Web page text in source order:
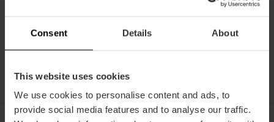
Consent Details About
This website uses cookies
We use cookies to personalise content and ads, to
provide social media features and to analyse our traffic.
7. Traitement d'images de vidéosurveillance dans les
installations de la FUNDACIÓ VISIT VALÈNCIA.